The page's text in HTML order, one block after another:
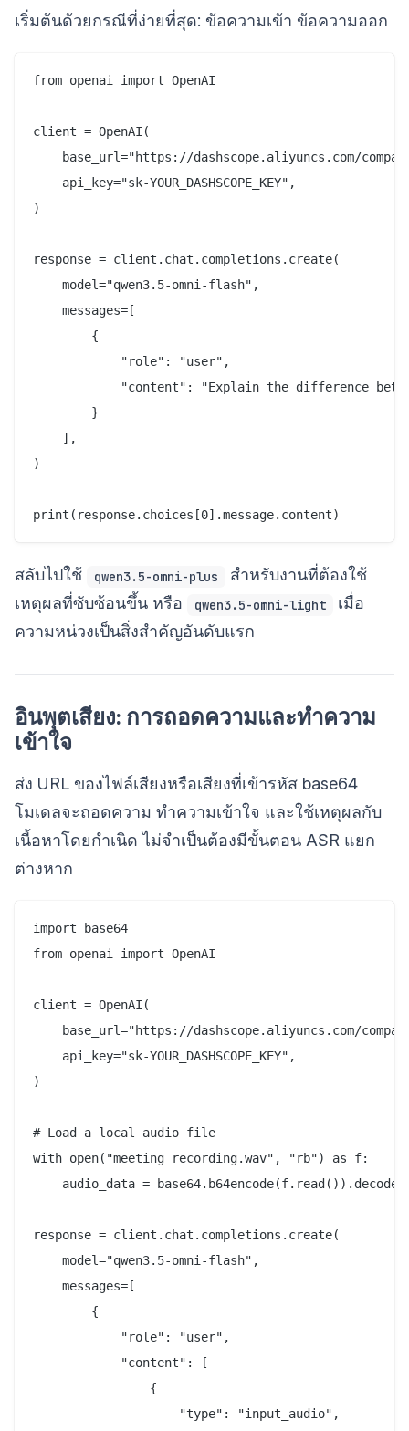
เริ่มต้นด้วยกรณีที่ง่ายที่สุด: ข้อความเข้า ข้อความออก
from openai import OpenAI
client = OpenAI(
base_url="https://dashscope.aliyuncs.com/
    api_key="sk-YOUR_DASHSCOPE_KEY",
)
response = client.chat.completions.create(
    model="qwen3.5-omni-flash",
    messages=[
        {
            "role": "user",
"content": "Explain the difference
        }
    ],
)
สลับไปใช้ qwen3.5-omni-plus
สำหรับงานที่ต้องใช้
เหตุผลที่ซับซ้อนขึ้น หรือ
qwen3.5-omni-light
เมื่อ
ความหน่วงเป็นสิ่งสำคัญอันดับแรก
อินพุตเสียง: การถอดความและทำความ
เข้าใจ
ส่ง URL ของไฟล์เสียงหรือเสียงที่เข้ารหัส base64
โมเดลจะถอดความ ทำความเข้าใจ และใช้เหตุผลกับ
เนื้อหาโดยกำเนิด ไม่จำเป็นต้องมีขั้นตอน ASR แยก
ต่างหาก
import base64
from openai import OpenAI
client = OpenAI(
base_url="https://dashscope.aliyuncs.com/
    api_key="sk-YOUR_DASHSCOPE_KEY",
)
# Load a local audio file
with open("meeting_recording.wav", "rb") as f:
audio_data =
response = client.chat.completions.create(
    model="qwen3.5-omni-flash",
    messages=[
        {
            "role": "user",
            "content": [
                {
                    "type": "input_audio",